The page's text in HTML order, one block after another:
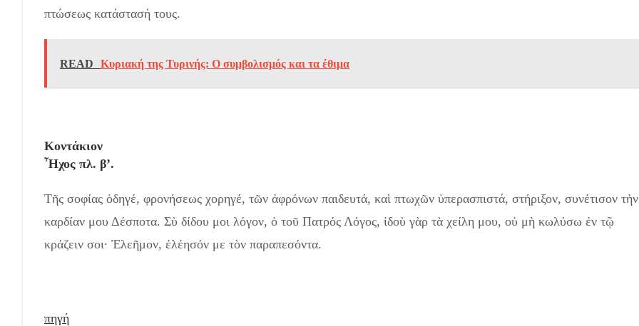
πτώσεως κατάστασή τους.
READ Κυριακή της Τυρινής: Ο συμβολισμός και τα έθιμα
Κοντάκιον
Ἦχος πλ. β’.
Τῆς σοφίας ὁδηγέ, φρονήσεως χορηγέ, τῶν ἀφρόνων παιδευτά, καὶ πτωχῶν ὑπερασπιστά, στήριξον, συνέτισον τὴν
καρδίαν μου Δέσποτα. Σὺ δίδου μοι λόγον, ὁ τοῦ Πατρός Λόγος, ἰδοὺ γὰρ τὰ χείλη μου, οὐ μὴ κωλύσω ἐν τῷ
κράζειν σοι· Ἐλεῆμον, ἐλέησόν με τὸν παραπεσόντα.
πηγή